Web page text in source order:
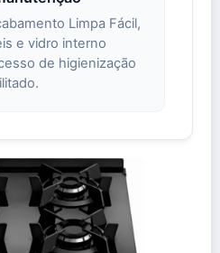
Limpa Fácil,
e vidro interno
de higienização